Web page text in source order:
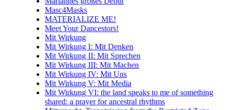
Masc4Masks
MATERIALIZE ME!
Meet Your Dancestors!
Mit Wirkung
Mit Wirkung I: Mit Denken
Mit Wirkung II: Mit Sprechen
Mit Wirkung III: Mit Machen
Mit Wirkung IV: Mit Uns
Mit Wirkung V: Mit Media
Mit Wirkung VI: the land speaks to me of something
shared: a prayer for ancestral rhythms